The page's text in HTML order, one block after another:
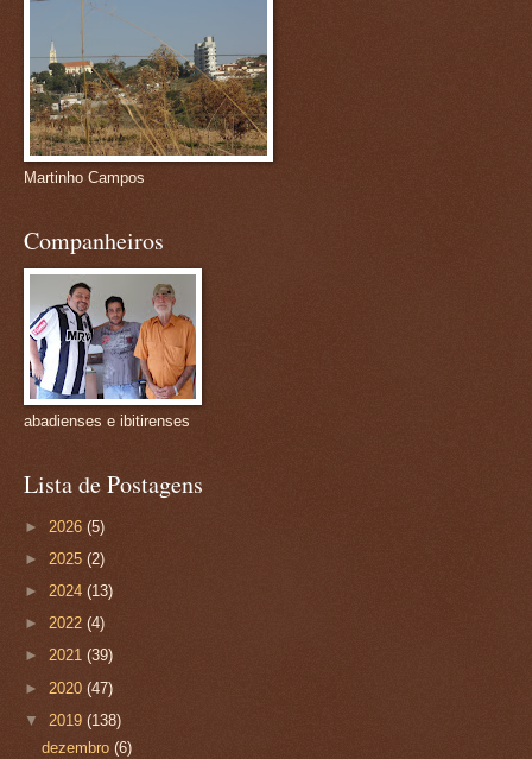
Martinho Campos
Companheiros
abadienses e ibitirenses
Lista de Postagens
► 2026 (5)
► 2025 (2)
► 2024 (13)
► 2022 (4)
► 2021 (39)
► 2020 (47)
▼ 2019 (138)
dezembro(6)